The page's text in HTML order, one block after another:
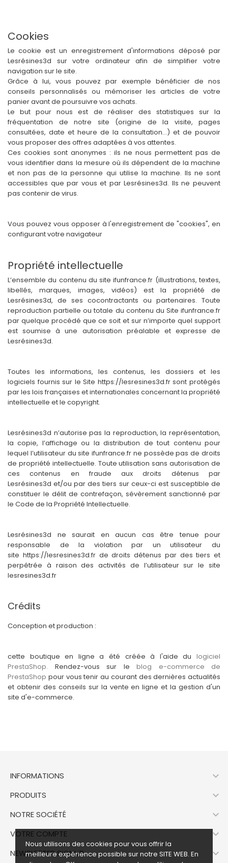
Nous utilisons des cookies pour vous offrir la
meilleure expérience possible sur notre SITE WEB. En
Cookies
Le cookie est un enregistrement d'informations déposé par
Lesrésines3d sur votre ordinateur afin de simplifier votre
navigation sur le site.
Grâce à lui, vous pouvez par exemple bénéficier de nos
conseils personnalisés ou mémoriser les articles de votre
panier avant de poursuivre vos achats.
Le but pour nous est de réaliser des statistiques sur la
fréquentation de notre site (origine de la visite, pages
consultées, date et heure de la consultation...) et de pouvoir
vous proposer des offres adaptées à vos attentes.
Ces cookies sont anonymes : ils ne nous permettent pas de
vous identifier dans la mesure où ils dépendent de la machine
et non pas de la personne qui utilise la machine. Ils ne sont
accessibles que par vous et par Lesrésines3d. Ils ne peuvent
pas contenir de virus.
Vous pouvez vous opposer à l'enregistrement de "cookies", en
configurant votre navigateur
Propriété intellectuelle
L’ensemble du contenu du site ifunfrance.fr (illustrations, textes,
libellés, marques, images, vidéos) est la propriété de
Lesrésines3d, de ses cocontractants ou partenaires. Toute
reproduction partielle ou totale du contenu du Site ifunfrance.fr
par quelque procédé que ce soit et sur n’importe quel support
est soumise à une autorisation préalable et expresse de
Lesrésines3d.
Toutes les informations, les contenus, les dossiers et les
logiciels fournis sur le Site https://lesresines3d.fr sont protégés
par les lois françaises et internationales concernant la propriété
intellectuelle et le copyright.
Lesrésines3d n’autorise pas la reproduction, la représentation,
la copie, l’affichage ou la distribution de tout contenu pour
lequel l’utilisateur du site ifunfrance.fr ne possède pas de droits
de propriété intellectuelle. Toute utilisation sans autorisation de
ces contenus en fraude aux droits détenus par
Lesrésines3d et/ou par des tiers sur ceux-ci est susceptible de
constituer le délit de contrefaçon, sévèrement sanctionné par
le Code de la Propriété Intellectuelle.
Lesrésines3d ne saurait en aucun cas être tenue pour
responsable de la violation par un utilisateur du
site https://lesresines3d.fr de droits détenus par des tiers et
perpétrée à raison des activités de l’utilisateur sur le site
lesresines3d.fr
Crédits
Conception et production :
cette boutique en ligne a été créée à l'aide du logiciel
PrestaShop. Rendez-vous sur le blog e-commerce de
PrestaShop pour vous tenir au courant des dernières actualités
et obtenir des conseils sur la vente en ligne et la gestion d'un
site d'e-commerce.
INFORMATIONS 
PRODUITS 
NOTRE SOCIÉTÉ 
VOTRE COMPTE 
NEWSLETTER SIGNUP 